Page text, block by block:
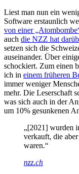
Liest man nun ein
Software erstaunlich
von einer
auch die NZZ hat
setzen sich die
auseinander. Über
schockiert. Zum einen
ich in einem früheren
immer weniger
mehr. Die Leserschaft
was sich auch in der
um 10% gesunkenen
„[2021] wurden
verkauft, die
waren.“
nzz.ch